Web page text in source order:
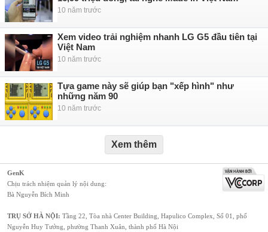
10 năm trước
Xem video trải nghiệm nhanh LG G5 đầu tiên tại
Việt Nam
10 năm trước
Tựa game này sẽ giúp bạn "xếp hình" như
những năm 90
10 năm trước
Xem thêm
GenK
Chịu trách nhiệm quản lý nội dung:
Bà Nguyễn Bích Minh
TRỤ SỞ HÀ NỘI: Tầng 22, Tòa nhà Center Building, Hapulico Complex, Số 01, phố
Nguyễn Huy Tưởng, phường Thanh Xuân, thành phố Hà Nội